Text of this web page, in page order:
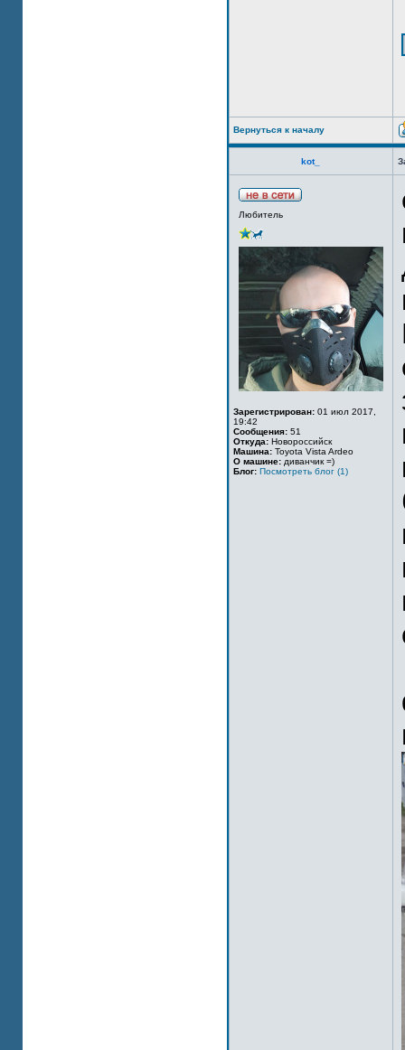
Вернуться к началу
kot_
Любитель
Зарегистрирован: 01 июл 2017,
19:42
Сообщения: 51
Откуда: Новороссийск
Машина: Toyota Vista Ardeo
О машине: диванчик =)
Блог: Посмотреть блог (1)